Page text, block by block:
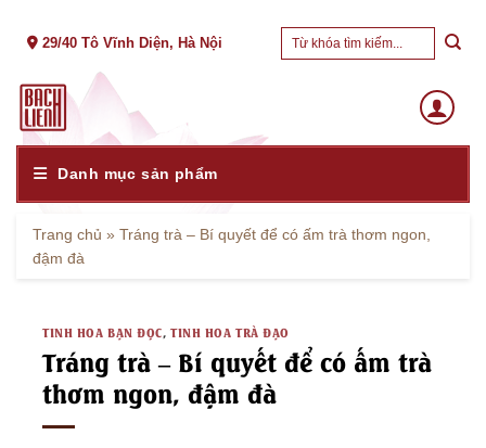
29/40 Tô Vĩnh Diện, Hà Nội
Tìm
Danh mục sản phẩm
Trang chủ » Tráng trà – Bí quyết để có ấm trà thơm ngon,
đậm đà
TINH HOA BẠN ĐỌC,TINH HOA TRÀ ĐẠO
Tráng trà – Bí quyết để có ấm trà
thơm ngon, đậm đà